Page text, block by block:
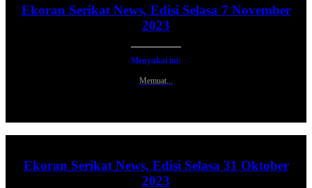
Ekoran Serikat News, Edisi Selasa 7 November
2023
Menyukai ini:
Memuat...
Ekoran Serikat News, Edisi Selasa 31 Oktober
2023